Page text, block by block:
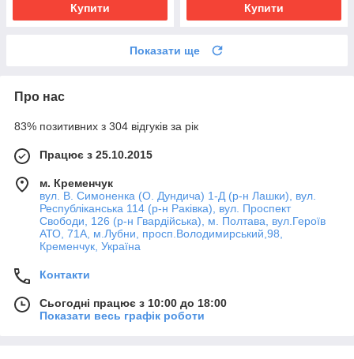
Купити Купити
Показати ще
Про нас
83% позитивних з 304 відгуків за рік
Працює з 25.10.2015
м. Кременчук
вул. В. Симоненка (О. Дундича) 1-Д (р-н Лашки), вул.
Республіканська 114 (р-н Раківка), вул. Проспект
Свободи, 126 (р-н Гвардійська), м. Полтава, вул.Героїв
АТО, 71А, м.Лубни, просп.Володимирський,98,
Кременчук, Україна
Контакти
Сьогодні працює з 10:00 до 18:00
Показати весь графік роботи